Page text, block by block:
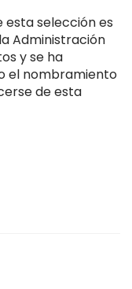
esta selección es
Administración
y se ha
el nombramiento
de esta